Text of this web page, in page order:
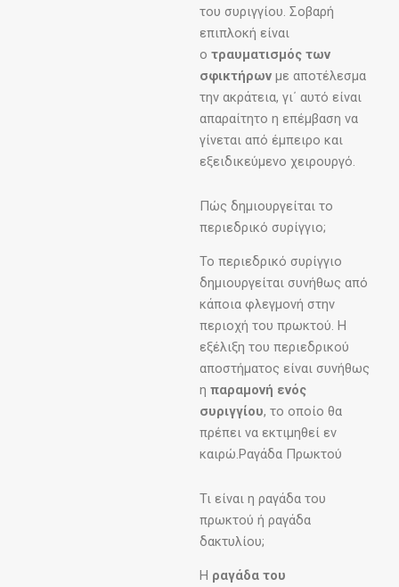
του συριγγίου. Σοβαρή
επιπλοκή είναι
ο τραυματισμός των
σφικτήρων με αποτέλεσμα
την ακράτεια, γι΄ αυτό είναι
απαραίτητο η επέμβαση να
γίνεται από έμπειρο και
εξειδικεύμενο χειρουργό.
Πώς δημιουργείται το
περιεδρικό συρίγγιο;
Το περιεδρικό συρίγγιο
δημιουργείται συνήθως από
κάποια φλεγμονή στην
περιοχή του πρωκτού. Η
εξέλιξη του περιεδρικού
αποστήματος είναι συνήθως
η παραμονή ενός
συριγγίου, το οποίο θα
πρέπει να εκτιμηθεί εν
καιρώ.Ραγάδα Πρωκτού
Τι είναι η ραγάδα του
πρωκτού ή ραγάδα
δακτυλίου;
Η ραγάδα του